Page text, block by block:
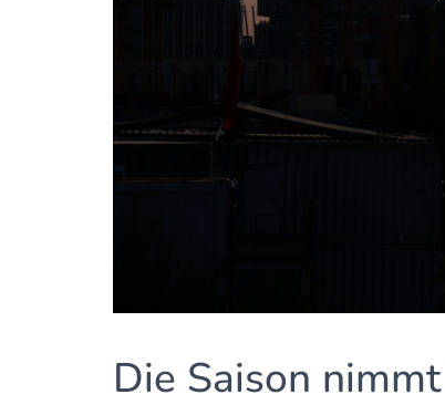
Die Saison